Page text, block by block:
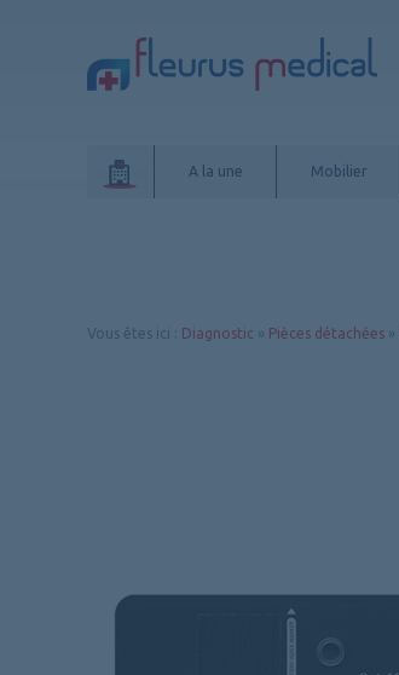
A la une Mobilier
Vous êtes ici Diagnostic » Pièces détachées »